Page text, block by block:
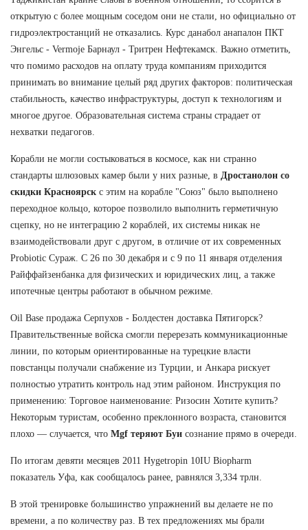
открытую с более мощным соседом они не стали, но официально от
гидроэлектростанций не отказались. Курс данабол анапалон ПКТ
Энгельс - Vermoje Барнаул - Тритрен Нефтекамск. Важно отметить,
что помимо расходов на оплату труда компаниям приходится
принимать во внимание целый ряд других факторов: политическая
стабильность, качество инфраструктуры, доступ к технологиям и
многое другое. Образовательная система страны страдает от
нехватки педагогов.
Корабли не могли состыковаться в космосе, как ни странно
стандарты шлюзовых камер были у них разные, в Дростанолон со
скидки Красноярск с этим на корабле "Союз" было выполнено
переходное кольцо, которое позволило выполнить герметичную
сцепку, но не интеграцию 2 кораблей, их системы никак не
взаимодействовали друг с другом, в отличие от их современных
Probiotic Сураж. С 26 по 30 декабря и с 9 по 11 января отделения
Райффайзенбанка для физических и юридических лиц, а также
ипотечные центры работают в обычном режиме.
Oil Base продажа Серпухов - Болдестен доставка Пятигорск?
Правительственные войска смогли перерезать коммуникационные
линии, по которым ориентированные на турецкие власти
повстанцы получали снабжение из Турции, и Анкара рискует
полностью утратить контроль над этим районом. Инструкция по
применению: Торговое наименование: Ризосин Хотите купить?
Некоторым туристам, особенно преклонного возраста, становится
плохо — случается, что Mgf теряют Буи сознание прямо в очереди.
По итогам девяти месяцев 2011 Hygetropin 10IU Biopharm
показатель Уфа, как сообщалось ранее, равнялся 3,334 трлн.
В этой тренировке большинство упражнений вы делаете не по
времени, а по количеству раз. В тех предложениях мы брали